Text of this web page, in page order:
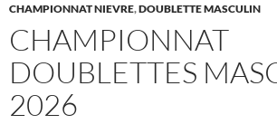
CHAMPIONNAT NIEVRE,DOUBLETTE MASCULIN
CHAMPIONNAT
DOUBLETTES
2026